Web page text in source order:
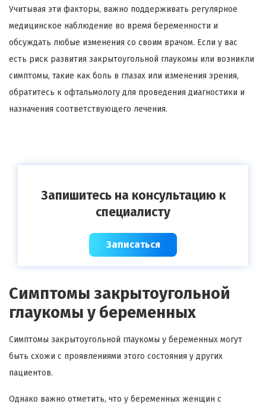
Учитывая эти факторы, важно поддерживать регулярное
медицинское наблюдение во время беременности и
обсуждать любые изменения со своим врачом. Если у вас
есть риск развития закрытоугольной глаукомы или возникли
симптомы, такие как боль в глазах или изменения зрения,
обратитесь к офтальмологу для проведения диагностики и
назначения соответствующего лечения.
Запишитесь на консультацию к
специалисту
Записаться
Симптомы закрытоугольной
глаукомы у беременных
Симптомы закрытоугольной глаукомы у беременных могут
быть схожи с проявлениями этого состояния у других
пациентов.
Однако важно отметить, что у беременных женщин с